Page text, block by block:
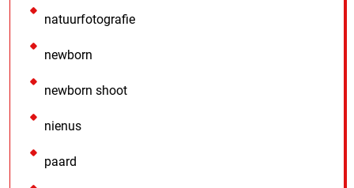
natuurfotografie
newborn
newborn shoot
nienus
paard